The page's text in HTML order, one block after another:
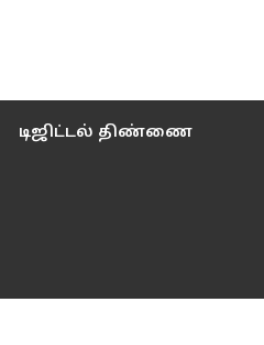
டிஜிட்டல் திண்ணை